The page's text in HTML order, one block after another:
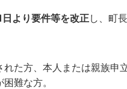
より要件等を改正し、町
た方、本人または親族
難な方。